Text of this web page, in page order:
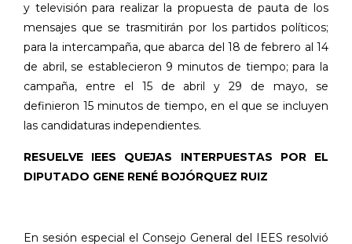
y televisión para realizar la propuesta de pauta de los
mensajes que se trasmitirán por los partidos políticos;
para la intercampaña, que abarca del 18 de febrero al 14
de abril, se establecieron 9 minutos de tiempo; para la
campaña, entre el 15 de abril y 29 de mayo, se
definieron 15 minutos de tiempo, en el que se incluyen
las candidaturas independientes.
RESUELVE IEES QUEJAS INTERPUESTAS POR EL
DIPUTADO GENE RENÉ BOJÓRQUEZ RUIZ
En sesión especial el Consejo General del IEES resolvió